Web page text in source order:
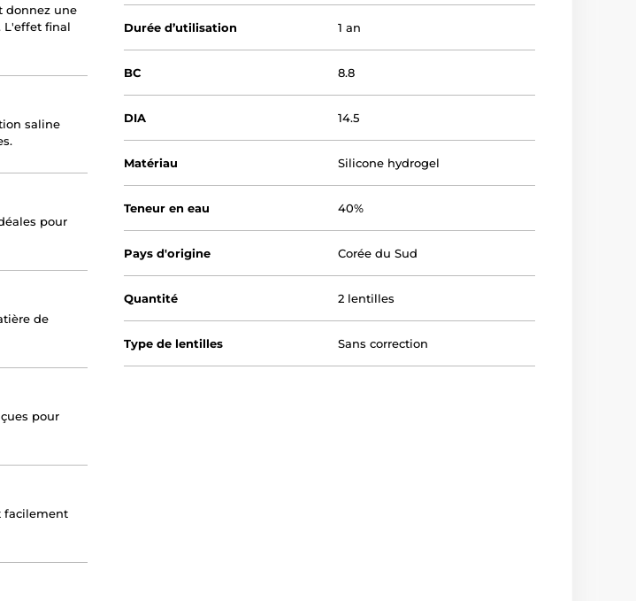
donnez une
L'effet final
saline
pour
de
pour
facilement
Durée d’utilisation 1 an
BC 8.8
DIA 14.5
Matériau Silicone hydrogel
Teneur en eau 40%
Pays d'origine Corée du Sud
Quantité 2 lentilles
Type de lentilles Sans correction